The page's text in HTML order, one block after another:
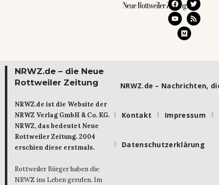
NRWZ.de – die Neue
Rottweiler Zeitung
NRWZ.de ist die Website der
NRWZ Verlag GmbH & Co. KG.
NRWZ, das bedeutet Neue
Rottweiler Zeitung. 2004
erschien diese erstmals.
Rottweiler Bürger haben die
NRWZ ins Leben gerufen. Im
NRWZ.de – Nachrichten,
Kontakt Impressum
Datenschutzerklärung